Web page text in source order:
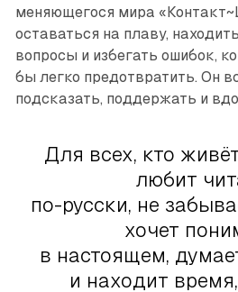
меняющегося мира
оставаться на плаву,
вопросы и избегать ошибок,
бы легко предотвратить. Он
подсказать, поддержать и
Для всех, кто
любит
по-русски, не
хочет
в настоящем,
и находит